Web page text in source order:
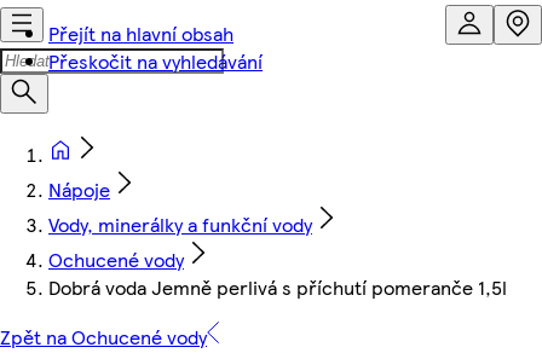
Přejít na hlavní obsah
Přeskočit na vyhledávání
Nápoje
Vody, minerálky a funkční vody
Ochucené vody
Dobrá voda Jemně perlivá s příchutí pomeranče 1,5l
Zpět na Ochucené vody